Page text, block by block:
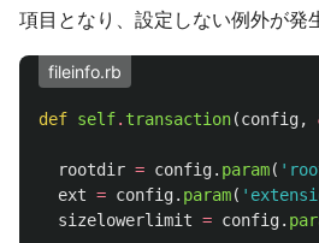
項目となり、設定しない例外が発
fileinfo.rb
def self. transaction(config,
rootdir = config. param(
ext = config. param(
sizelowerlimit = config.